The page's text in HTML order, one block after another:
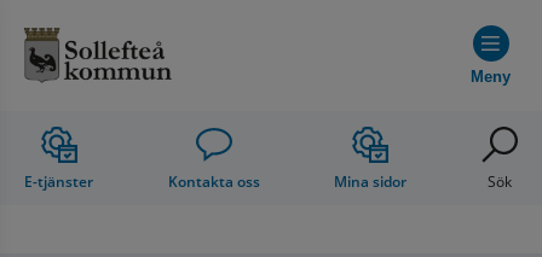
Meny
E-tjänster Kontakta oss Mina sidor Sök